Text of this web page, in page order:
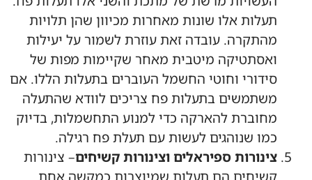
תעלות אלו שונות מאחרות מכיוון שהן תלויות
מהתקרה. עובדה זאת עוזרת לשמור על יעילות
ואסתטיקה מיטבית מאחר שקיימות מפות של
סידורי וחוטי החשמל העוברים בתעלות הללו. אם
משתמשים בתעלות פח צריכים לוודא שהתעלה
מחוברת להארקה כדי למנוע התחשמלות, בדיוק
כמו שנוהגים לעשות עם תעלת פח רגילה.
צינורות ספיראלים וצינורות קשיחים– צינורות